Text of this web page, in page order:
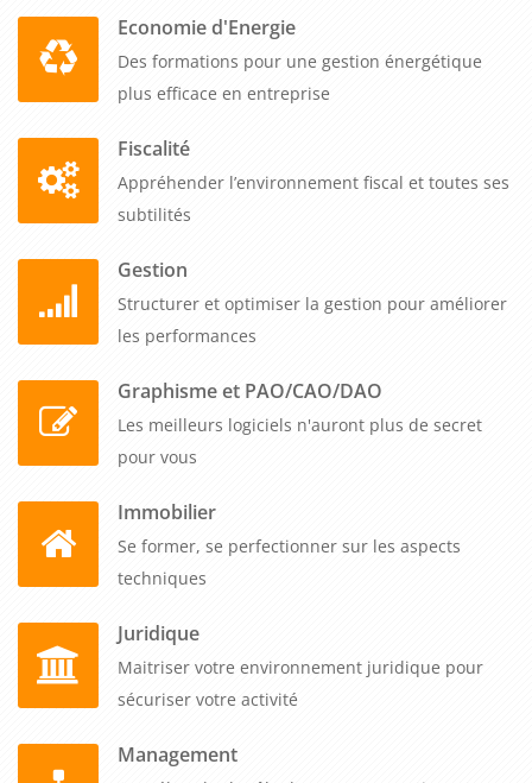
Economie d'Energie
Des formations pour une gestion énergétique
plus efficace en entreprise
Fiscalité
Appréhender l’environnement fiscal et toutes ses
subtilités
Gestion
Structurer et optimiser la gestion pour améliorer
les performances
Graphisme et PAO/CAO/DAO
Les meilleurs logiciels n'auront plus de secret
pour vous
Immobilier
Se former, se perfectionner sur les aspects
techniques
Juridique
Maitriser votre environnement juridique pour
sécuriser votre activité
Management